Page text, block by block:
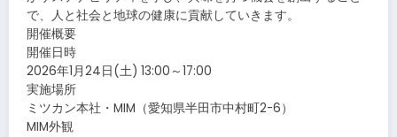
で、人と社会と地球の健康に貢献していきます。
開催概要
開催日時
2026年1月24日(土) 13:00～17:00
実施場所
ミツカン本社・MIM（愛知県半田市中村町2-6）
MIM外観